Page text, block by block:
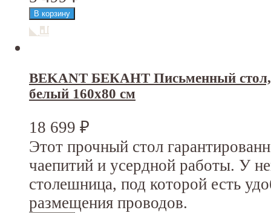
BEKANT БЕКАНТ Письменный
белый 160x80 см
18 699 ₽
Этот прочный стол
чаепитий и усердной работы. У
столешница, под которой есть
размещения проводов.